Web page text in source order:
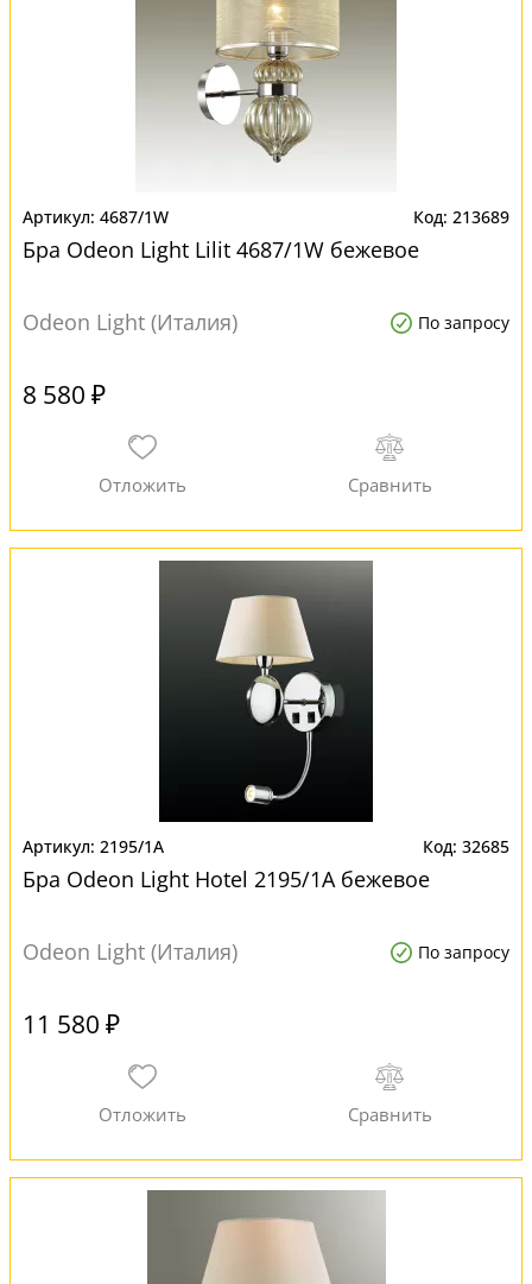
4687/1W 213689
Бра Odeon Light Lilit 4687/1W бежевое
Odeon Light (Италия) По запросу
8 580 ₽
2195/1A 32685
Бра Odeon Light Hotel 2195/1A бежевое
Odeon Light (Италия) По запросу
11 580 ₽